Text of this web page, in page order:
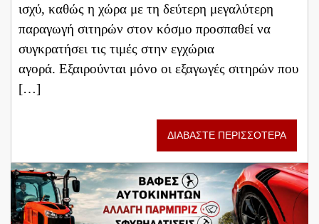
ισχύ, καθώς η χώρα με τη δεύτερη μεγαλύτερη
παραγωγή σιτηρών στον κόσμο προσπαθεί να
συγκρατήσει τις τιμές στην εγχώρια
αγορά. Εξαιρούνται μόνο οι εξαγωγές σιτηρών που
[…]
ΔΙΑΒΑΣΤΕ ΠΕΡΙΣΣΟΤΕΡΑ